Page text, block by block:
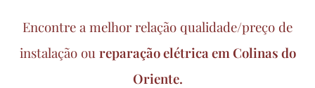
Encontre a melhor relação qualidade/preço de
instalação ou reparação elétrica em Colinas do
Oriente.